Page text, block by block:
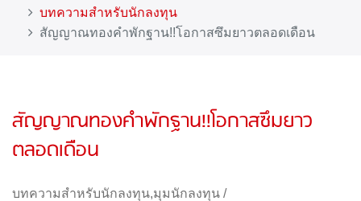
บทความสำหรับนักลงทุน
สัญญาณทองคำพักฐาน!!โอกาสซึมยาวตลอดเดือน
สัญญาณทองคำพักฐาน!!โอกาสซึมยาว
ตลอดเดือน
บทความสำหรับนักลงทุน,มุมนักลงทุน /